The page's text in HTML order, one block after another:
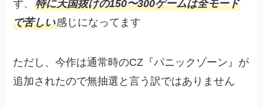
ず、特に天国抜けの150〜300ゲームは全モード
で苦しい感じになってます
ただし、今作は通常時のCZ『パニックゾーン』が
追加されたので無抽選と言う訳ではありません